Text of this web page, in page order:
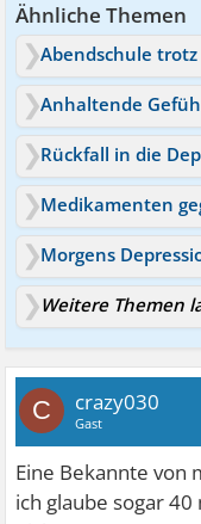
Ähnliche Themen
Medikamenten
Morgens
Weitere Themen
C crazy030
Gast
Eine Bekannte von
ich glaube sogar